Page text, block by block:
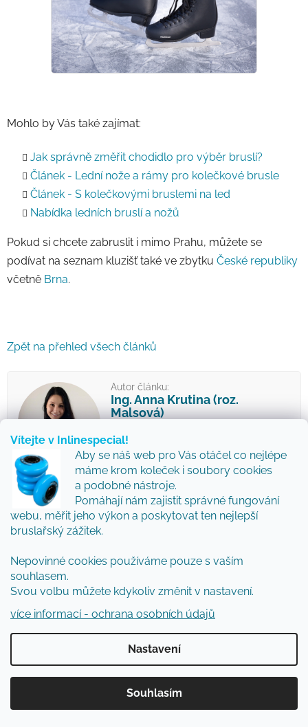
Vítejte v Inlinespecial!
Aby se náš web pro Vás otáčel co nejlépe
máme krom koleček i soubory cookies
a podobné nástroje.
Pomáhají nám zajistit správné fungování
webu, měřit jeho výkon a poskytovat ten nejlepší
bruslařský zážitek.
Nepovinné cookies používáme pouze s vaším
souhlasem.
Svou volbu můžete kdykoliv změnit v nastavení.
více informací - ochrana osobních údajů
Nastavení
Souhlasím
Mohlo by Vás také zajímat:
Jak správně změřit chodidlo pro výběr bruslí?
Článek - Lední nože a rámy pro kolečkové brusle
Článek - S kolečkovými bruslemi na led
Nabídka ledních bruslí a nožů
Pokud si chcete zabruslit i mimo Prahu, můžete se
podívat na seznam kluzišť také ve zbytku České republiky
včetně Brna.
Zpět na přehled všech článků
Autor článku:
Ing. Anna Krutina (roz.
Malsová)
na ledních bruslích poprvé ve svých 3
letech. Později ji učarovalo aggressive
bruslení. Nyní se specializuje na inline
brusle, poradenství a technickou
stránku obchodu Inlinespecial. Je
mámou malého bruslaře.
Veřejné bruslení Praha 2025 2026–Kluziště v Praze –Lední bruslení –
PŘEDCHOZÍ ČLÁNEK